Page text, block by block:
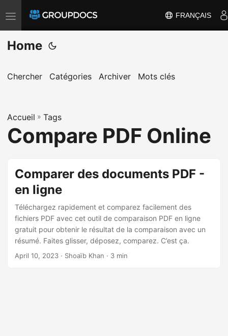
T
o
g
l
a
v
i
o
n
FRANÇAIS
Home
Chercher Catégories Archiver Mots clés
Accueil » Tags
Compare PDF Online
Comparer des documents PDF -
en ligne
Téléchargez rapidement et comparez facilement des
fichiers PDF avec cet outil de comparaison PDF en ligne
gratuit pour obtenir le résultat de la comparaison avec un
résumé. Faites glisser, déposez, comparez. C’est ça.
April 10, 2023 · Shoaïb Khan · 3 min